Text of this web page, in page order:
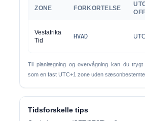
ZONE FORKORTELSE
Vestafrika
Tid
HVAD
Til planlægning og overvågning kan du
som en fast UTC+1 zone uden
Tidsforskelle tips